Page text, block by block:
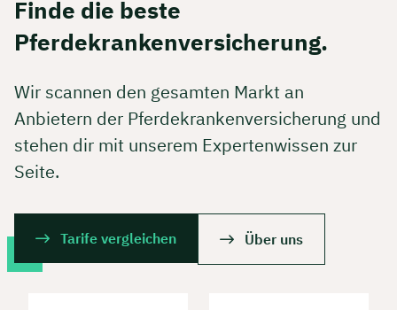
Finde die beste
Pferdekrankenversicherung.
Wir scannen den gesamten Markt an
Anbietern der Pferdekrankenversicherung und
stehen dir mit unserem Expertenwissen zur
Seite.
Tarife vergleichen Über uns